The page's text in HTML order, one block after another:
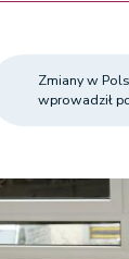
Zmiany w
wprowadził